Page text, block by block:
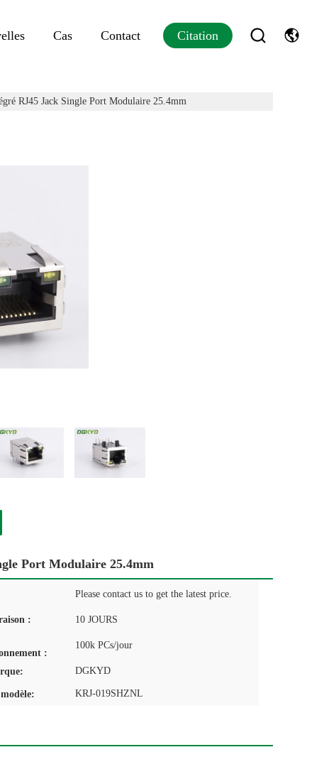
Cas Contact Citation
RJ45 Jack Single Port Modulaire 25.4mm
Port Modulaire 25.4mm
Please contact us to get the latest price.
: 10 JOURS
:
100k PCs/jour
DGKYD
KRJ-019SHZNL